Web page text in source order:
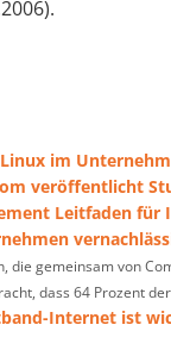
im
veröffentlicht
Leitfaden für
die gemeinsam von
dass 64 Prozent
Internet ist